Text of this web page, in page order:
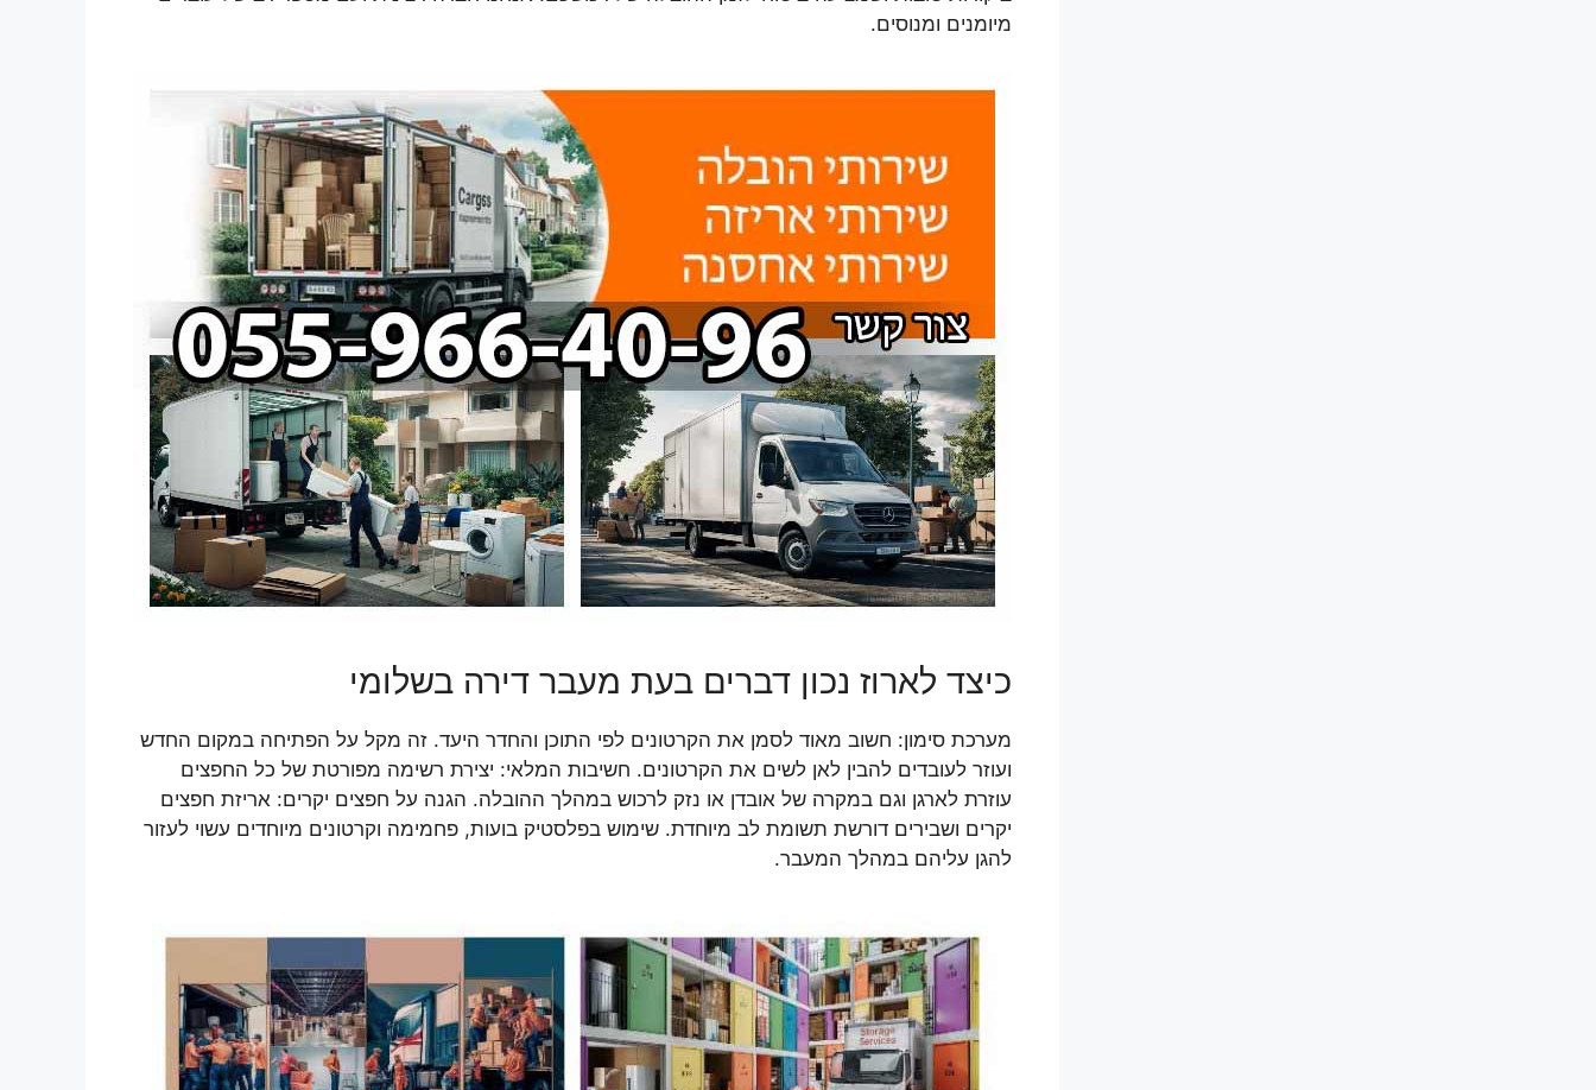
מיומנים ומנוסים.
כיצד לארוז נכון דברים בעת מעבר דירה בשלומי
מערכת סימון: חשוב מאוד לסמן את הקרטונים לפי התוכן והחדר היעד. זה מקל על הפתיחה במקום החדש
ועוזר לעובדים להבין לאן לשים את הקרטונים. חשיבות המלאי: יצירת רשימה מפורטת של כל החפצים
עוזרת לארגן וגם במקרה של אובדן או נזק לרכוש במהלך ההובלה. הגנה על חפצים יקרים: אריזת חפצים
יקרים ושבירים דורשת תשומת לב מיוחדת. שימוש בפלסטיק בועות, פחמימה וקרטונים מיוחדים עשוי לעזור
להגן עליהם במהלך המעבר.